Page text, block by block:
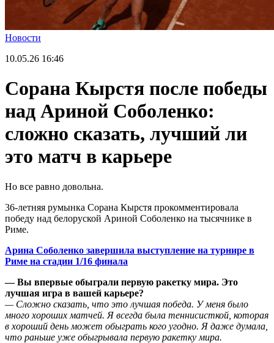
Новости
10.05.26 16:46
Сорана Кырстя после победы
над Ариной Соболенко:
сложно сказать, лучший ли
это матч в карьере
Но все равно довольна.
36-летняя румынка Сорана Кырстя прокомментировала
победу над белоруской Ариной Соболенко на тысячнике в
Риме.
Арина Соболенко завершила выступление на турнире в
Риме на стадии 1/16 финала
— Вы впервые обыграли первую ракетку мира. Это
лучшая игра в вашей карьере?
— Сложно сказать, что это лучшая победа. У меня было
много хороших матчей. Я всегда была теннисисткой, которая
в хороший день может обыграть кого угодно. Я даже думала,
что раньше уже обыгрывала первую ракетку мира.